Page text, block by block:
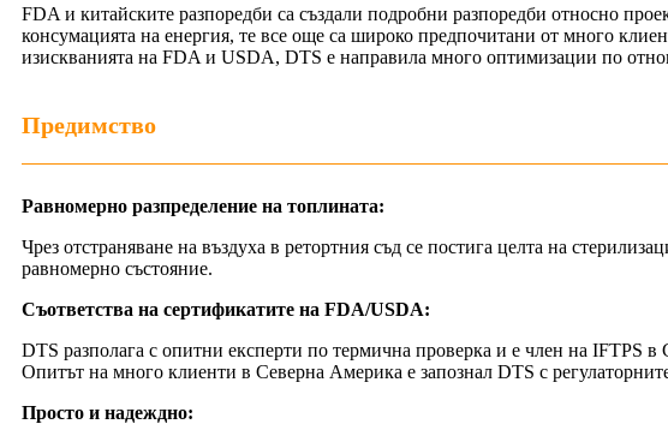
FDA и китайските разпоредби са създали подробни разпоредби относно
консумацията на енергия, те все още са широко предпочитани от много
изискванията на FDA и USDA, DTS е направила много оптимизации по
Предимство
Равномерно разпределение на топлината:
Чрез отстраняване на въздуха в ретортния съд се постига целта на
равномерно състояние.
Съответства на сертификатите на FDA/USDA:
DTS разполага с опитни експерти по термична проверка и е член на IFTPS
Опитът на много клиенти в Северна Америка е запознал DTS с
Просто и надеждно: